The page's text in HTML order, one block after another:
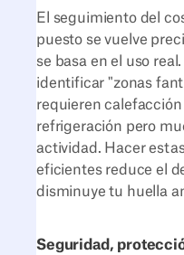
El seguimiento del
puesto se vuelve
se basa en el uso
identificar "zonas
requieren calefacción
refrigeración pero
actividad. Hacer
eficientes reduce el
disminuye tu huella
Seguridad,